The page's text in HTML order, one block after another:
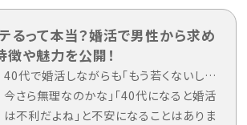
るって本当？婚活で男性から求め
や魅力を公開！
40代で婚活しながらも「もう若くないし…
今さら無理なのかな」「40代になると婚活
は不利だよね」と不安になることはありま